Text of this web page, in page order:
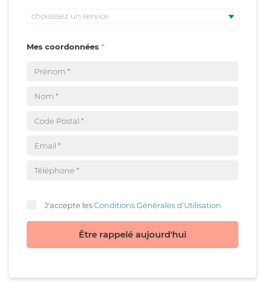
choisissez un service
Mes coordonnées
J'accepte lesConditions Générales d'Utilisation
Être rappelé aujourd'hui